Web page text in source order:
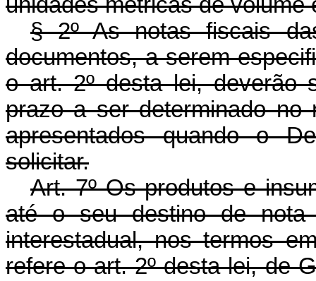
§ 2º As notas fiscais
documentos, a serem
o art. 2º desta lei, deverão
prazo a ser determinado no
apresentados quando o
solicitar.
Art. 7º Os produtos e
até o seu destino de
interestadual, nos termos
refere o art. 2º desta lei, de